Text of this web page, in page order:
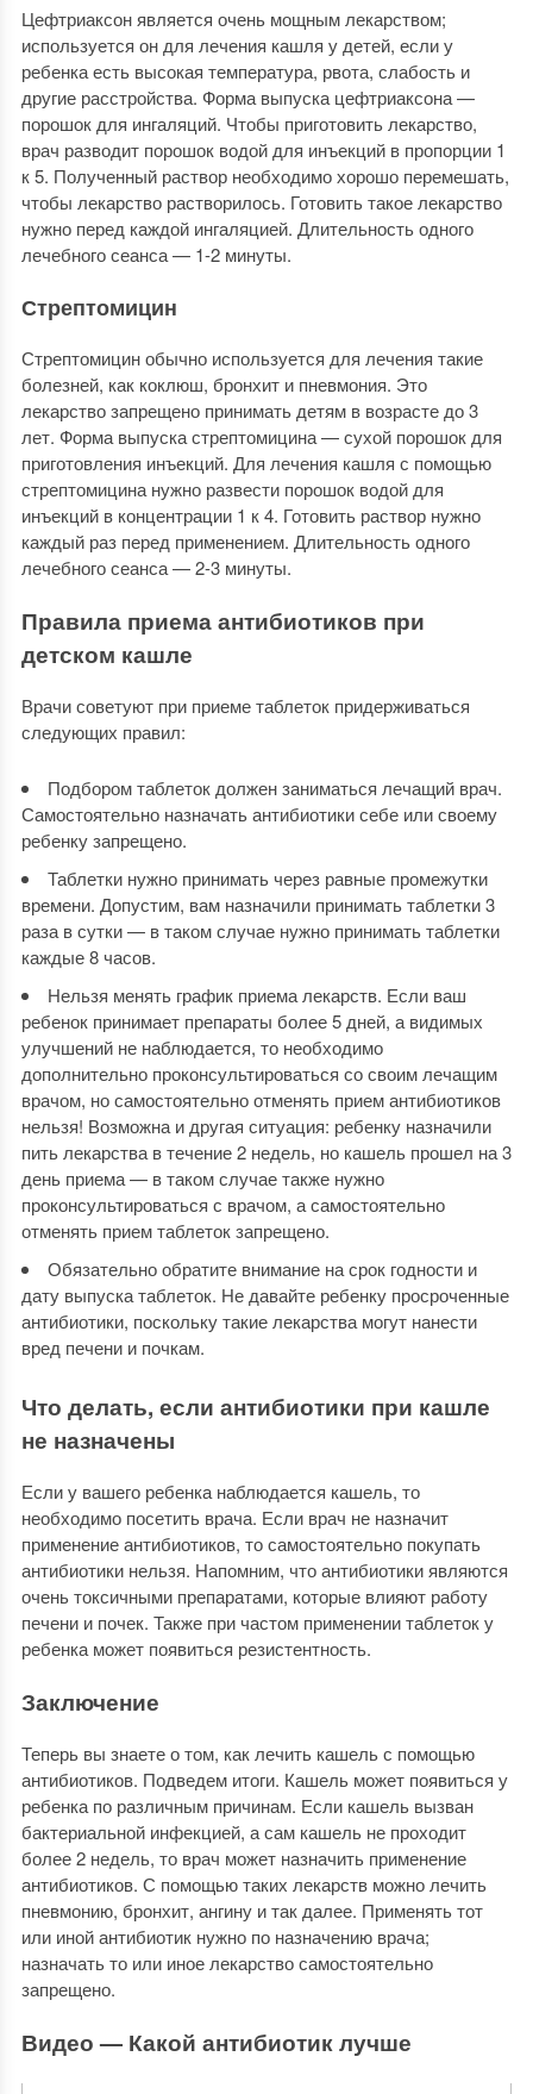
Цефтриаксон является очень мощным лекарством;
используется он для лечения кашля у детей, если у
ребенка есть высокая температура, рвота, слабость и
другие расстройства. Форма выпуска цефтриаксона —
порошок для ингаляций. Чтобы приготовить лекарство,
врач разводит порошок водой для инъекций в пропорции 1
к 5. Полученный раствор необходимо хорошо перемешать,
чтобы лекарство растворилось. Готовить такое лекарство
нужно перед каждой ингаляцией. Длительность одного
лечебного сеанса — 1-2 минуты.
Стрептомицин
Стрептомицин обычно используется для лечения такие
болезней, как коклюш, бронхит и пневмония. Это
лекарство запрещено принимать детям в возрасте до 3
лет. Форма выпуска стрептомицина — сухой порошок для
приготовления инъекций. Для лечения кашля с помощью
стрептомицина нужно развести порошок водой для
инъекций в концентрации 1 к 4. Готовить раствор нужно
каждый раз перед применением. Длительность одного
лечебного сеанса — 2-3 минуты.
Правила приема антибиотиков при
детском кашле
Врачи советуют при приеме таблеток придерживаться
следующих правил:
Подбором таблеток должен заниматься лечащий врач.
Самостоятельно назначать антибиотики себе или своему
ребенку запрещено.
Таблетки нужно принимать через равные промежутки
времени. Допустим, вам назначили принимать таблетки 3
раза в сутки — в таком случае нужно принимать таблетки
каждые 8 часов.
Нельзя менять график приема лекарств. Если ваш
ребенок принимает препараты более 5 дней, а видимых
улучшений не наблюдается, то необходимо
дополнительно проконсультироваться со своим лечащим
врачом, но самостоятельно отменять прием антибиотиков
нельзя! Возможна и другая ситуация: ребенку назначили
пить лекарства в течение 2 недель, но кашель прошел на 3
день приема — в таком случае также нужно
проконсультироваться с врачом, а самостоятельно
отменять прием таблеток запрещено.
Обязательно обратите внимание на срок годности и
дату выпуска таблеток. Не давайте ребенку просроченные
антибиотики, поскольку такие лекарства могут нанести
вред печени и почкам.
Что делать, если антибиотики при кашле
не назначены
Если у вашего ребенка наблюдается кашель, то
необходимо посетить врача. Если врач не назначит
применение антибиотиков, то самостоятельно покупать
антибиотики нельзя. Напомним, что антибиотики являются
очень токсичными препаратами, которые влияют работу
печени и почек. Также при частом применении таблеток у
ребенка может появиться резистентность.
Заключение
Теперь вы знаете о том, как лечить кашель с помощью
антибиотиков. Подведем итоги. Кашель может появиться у
ребенка по различным причинам. Если кашель вызван
бактериальной инфекцией, а сам кашель не проходит
более 2 недель, то врач может назначить применение
антибиотиков. С помощью таких лекарств можно лечить
пневмонию, бронхит, ангину и так далее. Применять тот
или иной антибиотик нужно по назначению врача;
назначать то или иное лекарство самостоятельно
запрещено.
Видео — Какой антибиотик лучше